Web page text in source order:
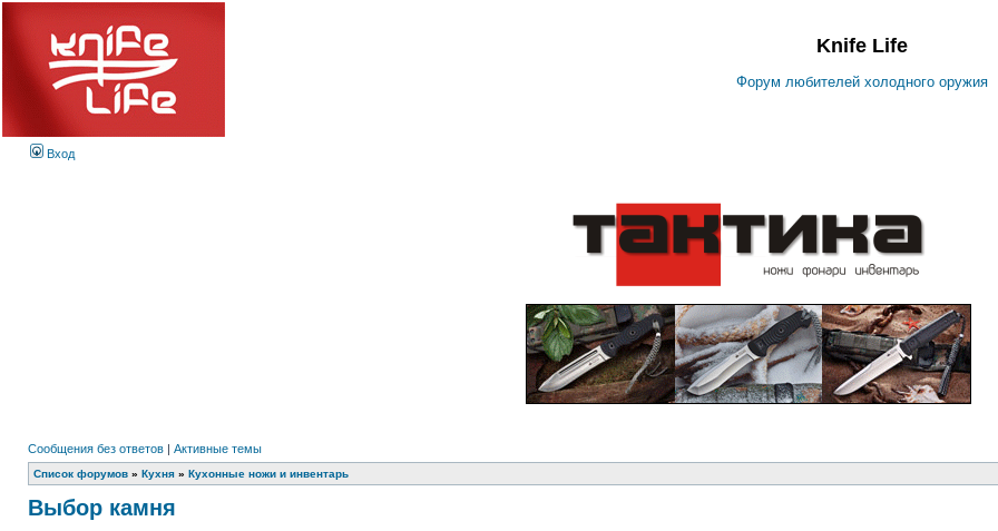
Knife Life
Форум любителей холодного оружия
Вход
Сообщения без ответов | Активные темы
Список форумов » Кухня » Кухонные ножи и инвентарь
Выбор камня